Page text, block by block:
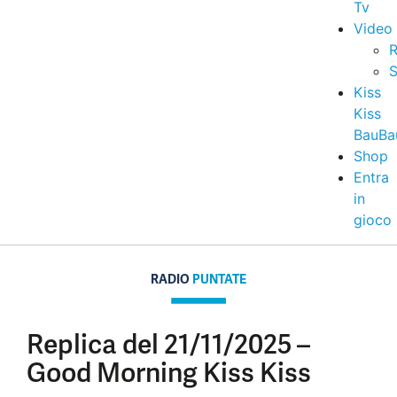
Tv
Video
Kiss
Kiss
Shop
Entra
in
gioco
RADIO PUNTATE
Replica del 21/11/2025 –
Good Morning Kiss Kiss